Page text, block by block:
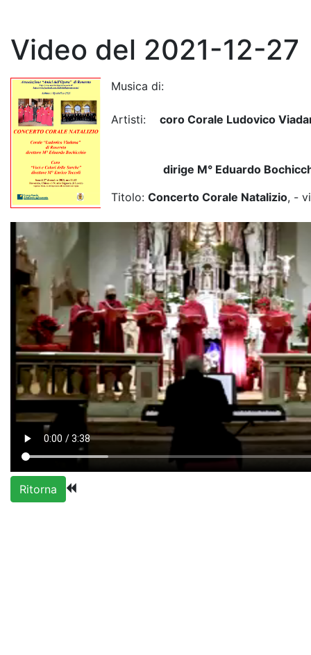
Video del 2021-12-27
Musica di:
Artisti: coro Corale Ludovico
dirige M° Eduardo
Titolo: Concerto Corale Natalizio, -